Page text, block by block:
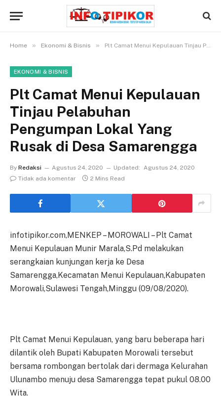
Home » Ekonomi & Bisnis » Plt Camat Menui Kepulauan Tinjau Pelabuhan Pengumpan Lokal Yang Rusak di Desa Samarengga
EKONOMI & BISNIS
Plt Camat Menui Kepulauan
Tinjau Pelabuhan
Pengumpan Lokal Yang
Rusak di Desa Samarengga
By Redaksi Agustus 24, 2020 Updated: Agustus 24, 2020
Tidak ada komentar
2 Mins Read
infotipikor.com,MENKEP – MOROWALI – Plt Camat
Menui Kepulauan Munir Marala,S.Pd melakukan
serangkaian kunjungan kerja ke Desa
Samarengga,Kecamatan Menui Kepulauan,Kabupaten
Morowali,Sulawesi Tengah,Minggu (09/08/2020).
Plt Camat Menui Kepulauan, yang baru beberapa hari
dilantik oleh Bupati Kabupaten Morowali tersebut
bersama rombongan bertolak dari dermaga Kelurahan
Ulunambo menuju desa Samarengga tepat pukul 08.00
Wita.